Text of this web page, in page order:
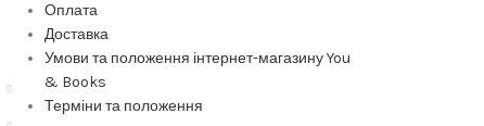
Оплата
Доставка
Умови та положення інтернет-магазину You
& Books
Терміни та положення